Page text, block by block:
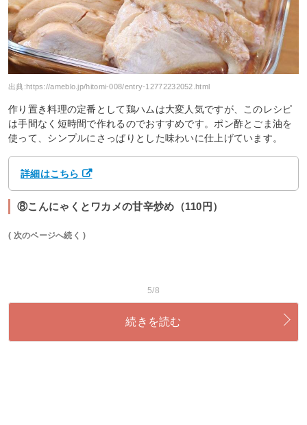
出典:https://ameblo.jp/hitomi-008/entry-12772232052.html
作り置き料理の定番として鶏ハムは大変人気ですが、このレシピ
は手間なく短時間で作れるのでおすすめです。ポン酢とごま油を
使って、シンプルにさっぱりとした味わいに仕上げています。
詳細はこちら
⑧こんにゃくとワカメの甘辛炒め（110円）
( 次のページへ続く )
5/8
続きを読む